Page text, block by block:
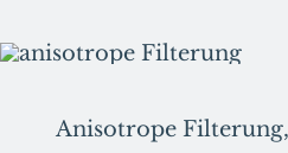
Anisotrope